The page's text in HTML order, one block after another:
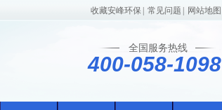
收藏安峰环保 常见问题 网站地图
全国服务热线
400-058-1098